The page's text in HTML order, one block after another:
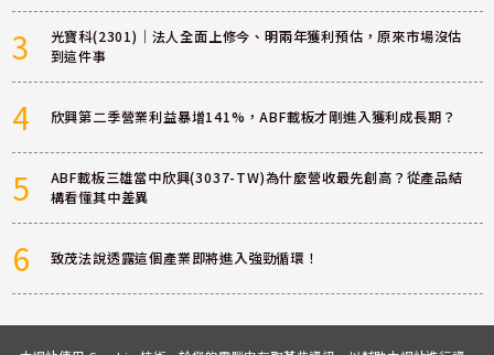
3
光寶科(2301)｜法人全面上修今、明兩年獲利預估，原來市場沒估
到這件事
4 欣興第二季營業利益暴增141%，ABF載板才剛進入獲利成長期？
5
ABF載板三雄當中欣興(3037-TW)為什麼營收最先創高？從產品結
構看懂其中差異
6 致茂法說透露這個產業即將進入強勁循環！